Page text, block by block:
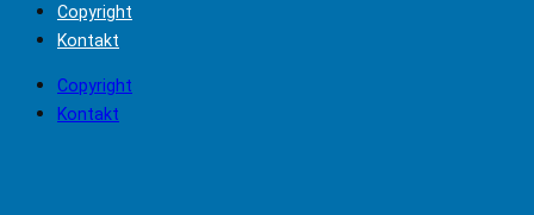
Copyright
Kontakt
Copyright
Kontakt